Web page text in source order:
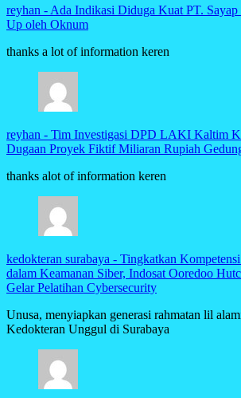
reyhan - Ada Indikasi Diduga Kuat PT.
Up oleh Oknum
thanks a lot of information keren
reyhan - Tim Investigasi DPD LAKI Kaltim
Dugaan Proyek Fiktif Miliaran Rupiah
thanks alot of information keren
kedokteran surabaya - Tingkatkan
dalam Keamanan Siber, Indosat Ooredoo
Gelar Pelatihan Cybersecurity
Unusa, menyiapkan generasi rahmatan lil
Kedokteran Unggul di Surabaya